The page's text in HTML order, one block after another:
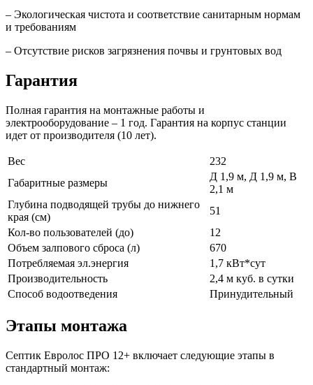
– Экологическая чистота и соответствие санитарным нормам
и требованиям
– Отсутствие рисков загрязнения почвы и грунтовых вод
Гарантия
Полная гарантия на монтажные работы и
электрооборудование – 1 год. Гарантия на корпус станции
идет от производителя (10 лет).
Вес
232
Габаритные размеры
Д 1,9 м, Д 1,9 м, В
2,1 м
Глубина подводящей трубы до нижнего
края (см)
51
Кол-во пользователей (до)
12
Объем залпового сброса (л)
670
Потребляемая эл.энергия
1,7 кВт*сут
Производительность
2,4 м куб. в сутки
Способ водоотведения
Принудительный
Этапы монтажа
Септик Евролос ПРО 12+ включает следующие этапы в
стандартный монтаж: